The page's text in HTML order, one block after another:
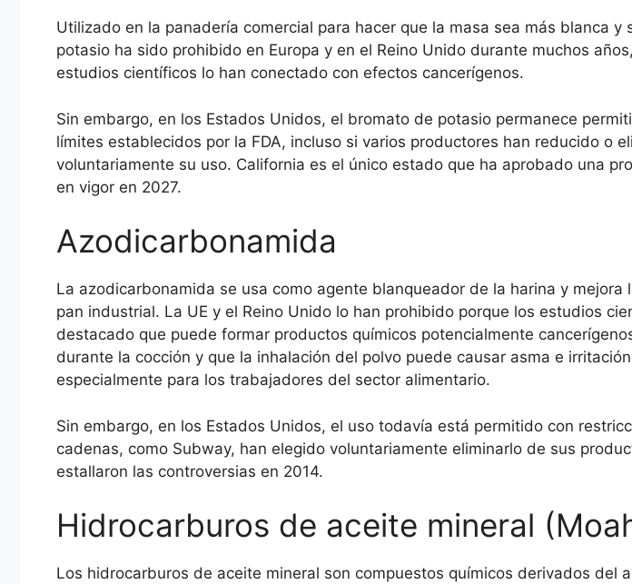
Utilizado en la panadería comercial para hacer que la masa sea más blanca y
potasio ha sido prohibido en Europa y en el Reino Unido durante muchos
estudios científicos lo han conectado con efectos cancerígenos.
Sin embargo, en los Estados Unidos, el bromato de potasio permanece
límites establecidos por la FDA, incluso si varios productores han reducido o
voluntariamente su uso. California es el único estado que ha aprobado una
en vigor en 2027.
Azodicarbonamida
La azodicarbonamida se usa como agente blanqueador de la harina y mejora
pan industrial. La UE y el Reino Unido lo han prohibido porque los estudios
destacado que puede formar productos químicos potencialmente
durante la cocción y que la inhalación del polvo puede causar asma e
especialmente para los trabajadores del sector alimentario.
Sin embargo, en los Estados Unidos, el uso todavía está permitido con
cadenas, como Subway, han elegido voluntariamente eliminarlo de sus
estallaron las controversias en 2014.
Hidrocarburos de aceite mineral
Los hidrocarburos de aceite mineral son compuestos químicos derivados del